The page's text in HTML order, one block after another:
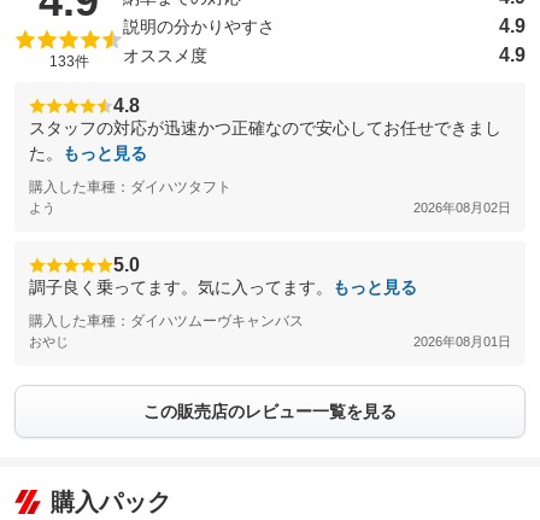
133件
説明の分かりやすさ 4.9
オススメ度 4.9
4.8
スタッフの対応が迅速かつ正確なので安心してお任せできまし
た。
もっと見る
購入した車種：ダイハツタフト
よう 2026年08月02日
5.0
調子良く乗ってます。気に入ってます。 もっと見る
購入した車種：ダイハツムーヴキャンバス
おやじ 2026年08月01日
この販売店のレビュー一覧を見る
購入パック